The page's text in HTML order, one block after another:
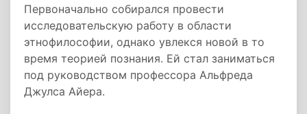
Первоначально собирался провести
исследовательскую работу в области
этнофилософии, однако увлекся новой в то
время теорией познания. Ей стал заниматься
под руководством профессора Альфреда
Джулса Айера.